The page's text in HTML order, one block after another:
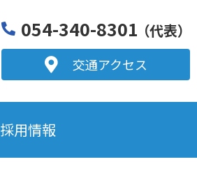
054-340-8301 （代表）
交通アクセス
採用情報